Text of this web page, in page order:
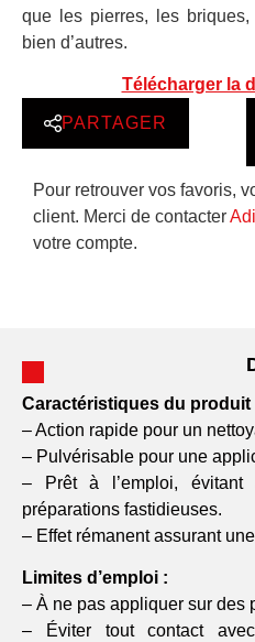
que les pierres, les
bien d’autres.
Télécharger la
PARTAGER
Pour retrouver vos favoris,
client. Merci de contacter
votre compte.
Caractéristiques du produit
– Action rapide pour un
– Pulvérisable pour une
– Prêt à l’emploi,
préparations fastidieuses.
– Effet rémanent assurant
Limites d’emploi :
– À ne pas appliquer sur des
– Éviter tout contact